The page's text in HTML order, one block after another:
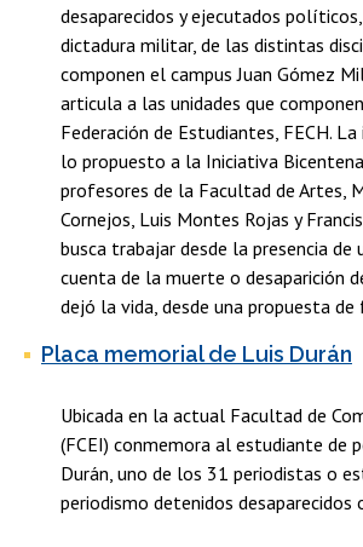
desaparecidos y ejecutados
dictadura militar, de las distintas
componen el campus Juan Gómez
articula a las unidades que
Federación de Estudiantes, FECH.
lo propuesto a la Iniciativa
profesores de la Facultad de Artes,
Cornejos, Luis Montes Rojas y
busca trabajar desde la presencia de
cuenta de la muerte o desaparición
dejó la vida, desde una propuesta de
Placa memorial de Luis Durán
Ubicada en la actual Facultad de
(FCEI) conmemora al estudiante de
Durán, uno de los 31 periodistas o
periodismo detenidos desaparecidos